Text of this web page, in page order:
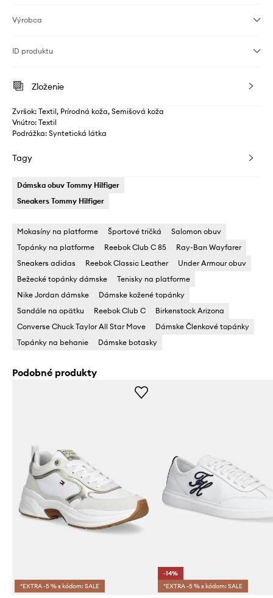
Výrobca
ID produktu
Zloženie
Zvršok: Textil, Prírodná koža, Semišová koža
Vnútro: Textil
Podrážka: Syntetická látka
Tagy
Dámska obuv Tommy Hilfiger
Sneakers Tommy Hilfiger
Mokasíny na platforme Športové tričká
Salomon obuv
Topánky na platforme
Reebok Club C 85
Ray-Ban Wayfarer
Sneakers adidas
Reebok Classic Leather
Under Armour obuv
Bežecké topánky dámske
Tenisky na platforme
Nike Jordan dámske
Dámske kožené topánky
Sandále na opätku
Reebok Club C
Birkenstock Arizona
Converse Chuck Taylor All Star Move
Dámske Členkové topánky
Topánky na behanie
Dámske botasky
Podobné produkty
*EXTRA -5 % s kódom: SALE
-14%
*EXTRA -5 % s kódom: SALE